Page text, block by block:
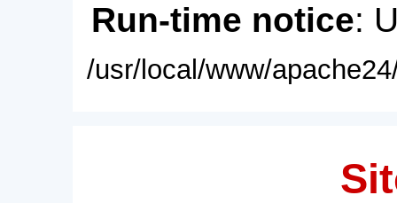
Run-time notice:
/usr/local/www/